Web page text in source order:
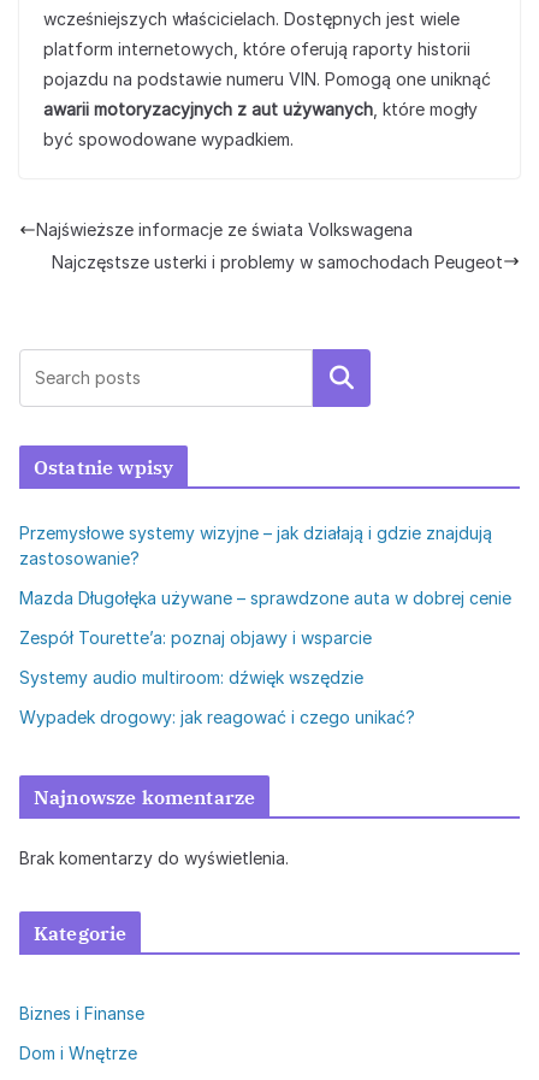
wcześniejszych właścicielach. Dostępnych jest wiele
platform internetowych, które oferują raporty historii
pojazdu na podstawie numeru VIN. Pomogą one uniknąć
awarii motoryzacyjnych z aut używanych , które mogły
być spowodowane wypadkiem.
Najświeższe informacje ze świata Volkswagena
Najczęstsze usterki i problemy w samochodach Peugeot
Szukaj
Ostatnie wpisy
Przemysłowe systemy wizyjne – jak działają i gdzie znajdują
zastosowanie?
Mazda Długołęka używane – sprawdzone auta w dobrej cenie
Zespół Tourette’a: poznaj objawy i wsparcie
Systemy audio multiroom: dźwięk wszędzie
Wypadek drogowy: jak reagować i czego unikać?
Najnowsze komentarze
Brak komentarzy do wyświetlenia.
Kategorie
Biznes i Finanse
Dom i Wnętrze